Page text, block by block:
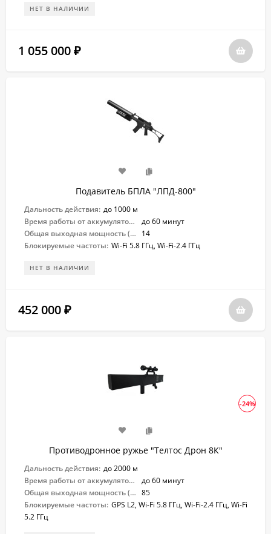
НЕТ В НАЛИЧИИ
1 055 000 ₽
Подавитель БПЛА "ЛПД-800"
Дальность действия: до 1000 м
Время работы от аккумулятора:
до 60 минут
Общая выходная мощность (Вт):
14
Блокируемые частоты: Wi-Fi 5.8 ГГц, Wi-Fi-2.4 ГГц
НЕТ В НАЛИЧИИ
452 000 ₽
-24%
Противодронное ружье "Телтос Дрон 8К"
Дальность действия: до 2000 м
Время работы от аккумулятора:
до 60 минут
Общая выходная мощность (Вт): 85
Блокируемые частоты: GPS L2, Wi-Fi 5.8 ГГц, Wi-Fi-2.4 ГГц, Wi-Fi
5.2 ГГц